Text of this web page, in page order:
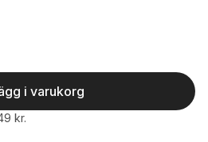
i varukorg
kr.